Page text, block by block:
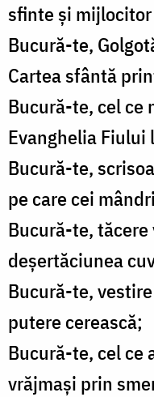
sfinte și
Bucură-te,
Cartea sfântă
Bucură-te, cel ce
Evanghelia Fiului
Bucură-te,
pe care cei
Bucură-te,
deșertăciunea
Bucură-te,
putere cerească;
Bucură-te, cel ce
vrăjmași prin